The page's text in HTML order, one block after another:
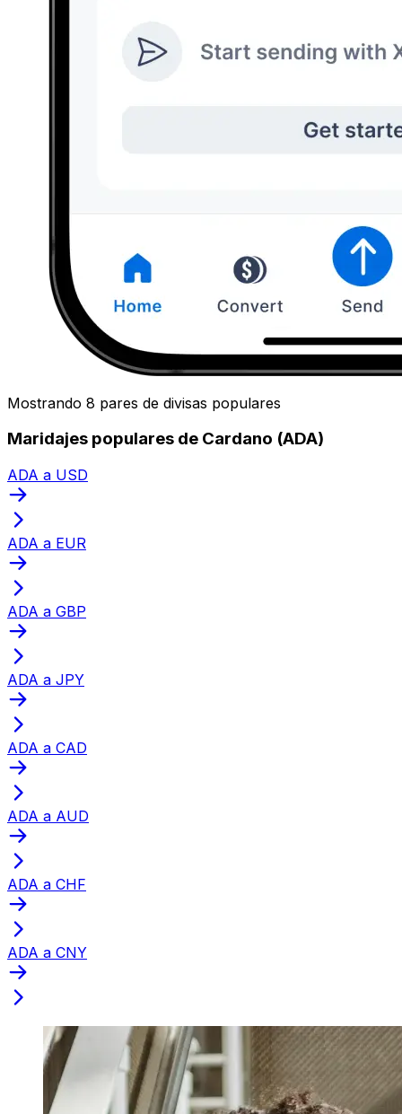
Mostrando 8 pares de divisas populares
Maridajes populares de Cardano (ADA)
ADA a USD
ADA a EUR
ADA a GBP
ADA a JPY
ADA a CAD
ADA a AUD
ADA a CHF
ADA a CNY